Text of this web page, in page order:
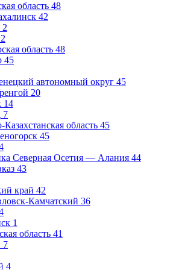
область 48
42
2
2
область 48
45
автономный округ 45
20
14
7
область 45
45
Северная Осетия — Алания 44
43
край 42
Камчатский 36
1
область 41
7
4